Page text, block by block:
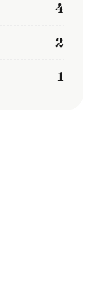
4
2
1